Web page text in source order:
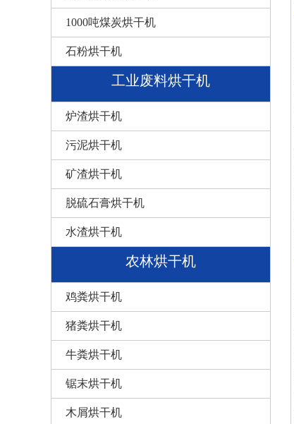
1000吨煤炭烘干机
石粉烘干机
工业废料烘干机
炉渣烘干机
污泥烘干机
矿渣烘干机
脱硫石膏烘干机
水渣烘干机
农林烘干机
鸡粪烘干机
猪粪烘干机
牛粪烘干机
锯末烘干机
木屑烘干机